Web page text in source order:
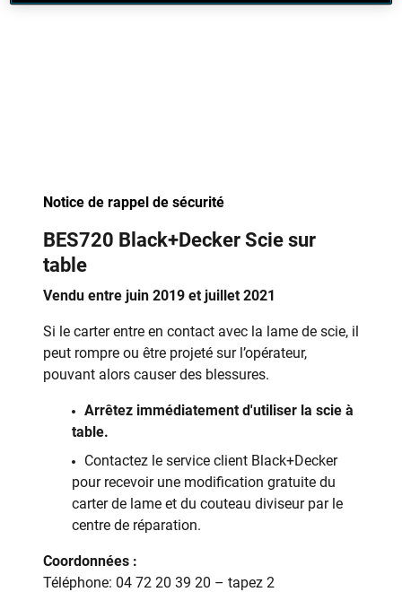
Notice de rappel de sécurité
BES720 Black+Decker Scie sur
table
Vendu entre juin 2019 et juillet 2021
Si le carter entre en contact avec la lame de scie, il
peut rompre ou être projeté sur l’opérateur,
pouvant alors causer des blessures.
Arrêtez immédiatement d'utiliser la scie à
table.
Contactez le service client Black+Decker
pour recevoir une modification gratuite du
carter de lame et du couteau diviseur par le
centre de réparation.
Coordonnées :
Téléphone: 04 72 20 39 20 – tapez 2